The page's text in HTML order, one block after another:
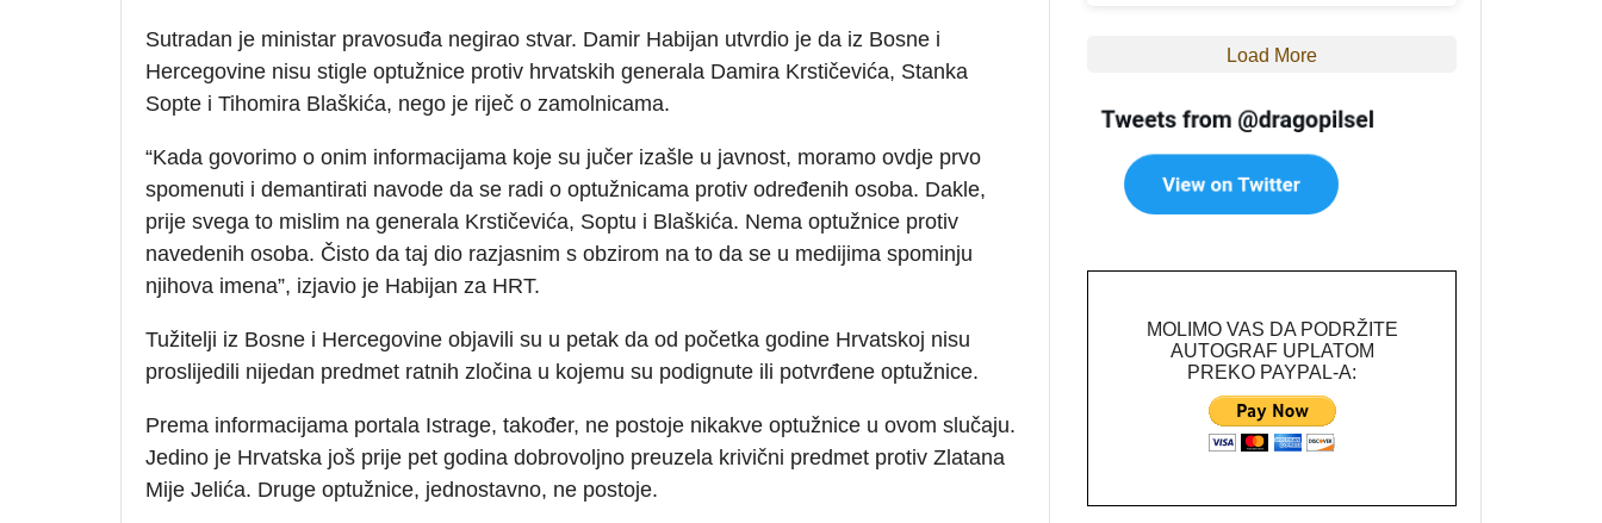
Sutradan je ministar pravosuđa negirao stvar. Damir Habijan utvrdio je da iz Bosne i
Hercegovine nisu stigle optužnice protiv hrvatskih generala Damira Krstičevića, Stanka
Sopte i Tihomira Blaškića, nego je riječ o zamolnicama.
“Kada govorimo o onim informacijama koje su jučer izašle u javnost, moramo ovdje prvo
spomenuti i demantirati navode da se radi o optužnicama protiv određenih osoba. Dakle,
prije svega to mislim na generala Krstičevića, Soptu i Blaškića. Nema optužnice protiv
navedenih osoba. Čisto da taj dio razjasnim s obzirom na to da se u medijima spominju
njihova imena”, izjavio je Habijan za HRT.
Tužitelji iz Bosne i Hercegovine objavili su u petak da od početka godine Hrvatskoj nisu
proslijedili nijedan predmet ratnih zločina u kojemu su podignute ili potvrđene optužnice.
Prema informacijama portala Istrage, također, ne postoje nikakve optužnice u ovom slučaju.
Jedino je Hrvatska još prije pet godina dobrovoljno preuzela krivični predmet protiv Zlatana
Mije Jelića. Druge optužnice, jednostavno, ne postoje.
Load More
MOLIMO VAS DA PODRŽITE
AUTOGRAF UPLATOM
PREKO PAYPAL-A: